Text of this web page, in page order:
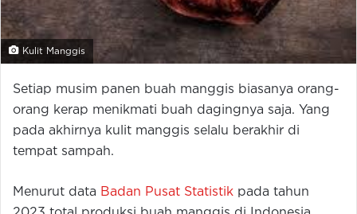
Kulit Manggis
Setiap musim panen buah manggis biasanya orang-
orang kerap menikmati buah dagingnya saja. Yang
pada akhirnya kulit manggis selalu berakhir di
tempat sampah.
Menurut data Badan Pusat Statistik pada tahun